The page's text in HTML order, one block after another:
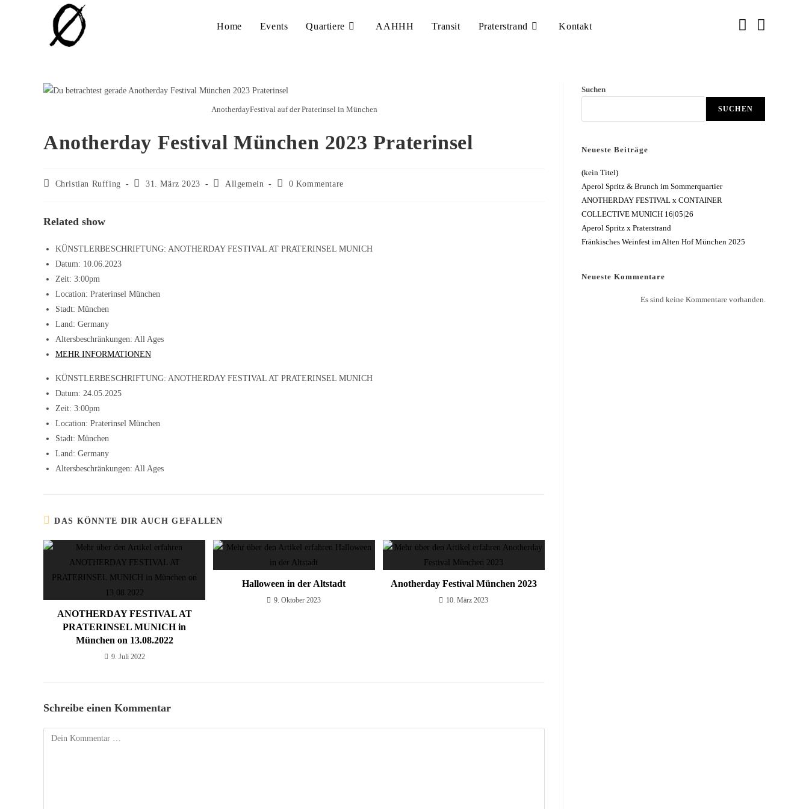
Home Events Quartiere AAHHH Transit Praterstrand Kontakt
AnotherdayFestival auf der Praterinsel in München
Anotherday Festival München 2023 Praterinsel
Christian Ruffing 31. März 2023 Allgemein 0 Kommentare
Related show
KÜNSTLERBESCHRIFTUNG: ANOTHERDAY FESTIVAL AT PRATERINSEL MUNICH
Datum: 10.06.2023
Zeit: 3:00pm
Location: Praterinsel München
Stadt: München
Land: Germany
Altersbeschränkungen: All Ages
MEHR INFORMATIONEN
KÜNSTLERBESCHRIFTUNG: ANOTHERDAY FESTIVAL AT PRATERINSEL MUNICH
Datum: 24.05.2025
Zeit: 3:00pm
Location: Praterinsel München
Stadt: München
Land: Germany
Altersbeschränkungen: All Ages
DAS KÖNNTE DIR AUCH GEFALLEN
ANOTHERDAY FESTIVAL AT
PRATERINSEL MUNICH in
München on 13.08.2022
9. Juli 2022
Halloween in der Altstadt
9. Oktober 2023
Anotherday Festival München 2023
10. März 2023
Schreibe einen Kommentar
Suchen
SUCHEN
Neueste Beiträge
(kein Titel)
Aperol Spritz & Brunch im Sommerquartier
ANOTHERDAY FESTIVAL x CONTAINER
COLLECTIVE MUNICH 16|05|26
Aperol Spritz x Praterstrand
Fränkisches Weinfest im Alten Hof München 2025
Neueste Kommentare
Es sind keine Kommentare vorhanden.